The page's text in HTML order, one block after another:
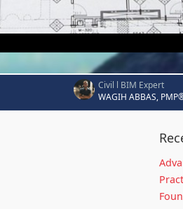
Civil l BIM Expert
WAGIH ABBAS,